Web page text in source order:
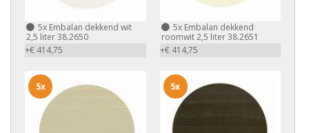
5x Embalan dekkend wit
2,5 liter 38.2650
+€ 414,75
5xEmbalan dekkend
roomwit 2,5 liter 38.2651
+€ 414,75
5x 5x